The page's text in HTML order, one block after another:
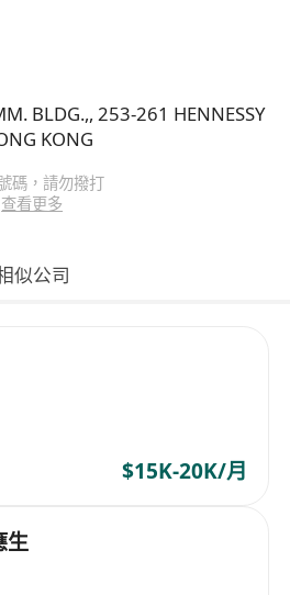
BLDG.,, 253-261 HENNESSY
KONG
碼，請勿撥打
查看更多
似公司
$15K-20K/月
生